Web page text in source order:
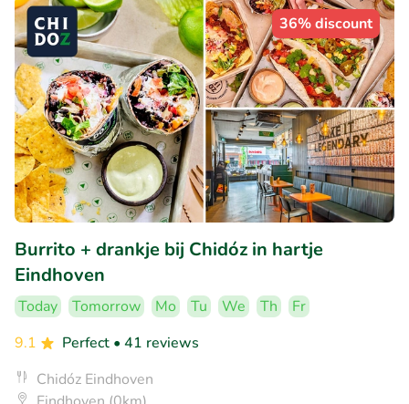
36% discount
Burrito + drankje bij Chidóz in hartje
Eindhoven
Today Tomorrow Mo Tu We Th
Fr
9.1
Perfect • 41 reviews
Chidóz Eindhoven